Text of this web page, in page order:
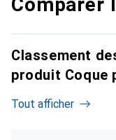
Classement
produit Coque
Tout afficher